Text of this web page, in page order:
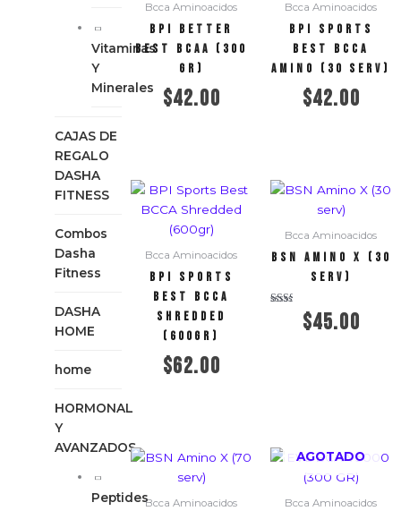
Vitaminas
Y
Minerales
CAJAS DE
REGALO
DASHA
FITNESS
Combos
Dasha
Fitness
DASHA
HOME
home
HORMONAL
Y
AVANZADOS
Peptides
Bcca Aminoacidos
BPI BETTER
BEST BCAA (300
GR)
$42.00
Bcca Aminoacidos
BPI Sports
Best BCCA
Amino (30 serv)
$42.00
Bcca Aminoacidos
BPI Sports
Best BCCA
Shredded
(600gr)
$62.00
Bcca Aminoacidos
BSN Amino X (30
serv)
Valorado$45.00
Bcca Aminoacidos
AGOTADO
Bcca Aminoacidos